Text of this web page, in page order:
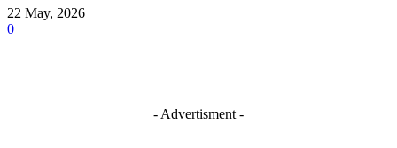
22 May, 2026
0
- Advertisment -